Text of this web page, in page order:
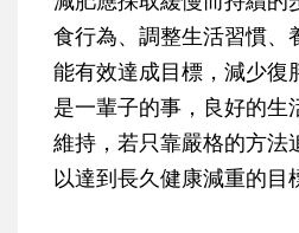
食行為、調整生活習慣、
能有效達成目標，減少復
是一輩子的事，良好的生
維持，若只靠嚴格的方法
以達到長久健康減重的目